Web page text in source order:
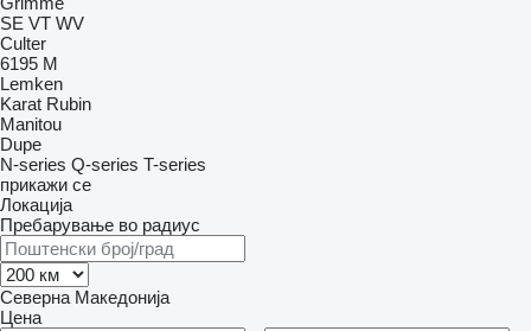
SE VT WV
Culter
6195 M
Lemken
Karat Rubin
Manitou
Dupe
N-series Q-series T-series
прикажи се
Локација
Пребарување во радиус
Северна Македонија
Цена